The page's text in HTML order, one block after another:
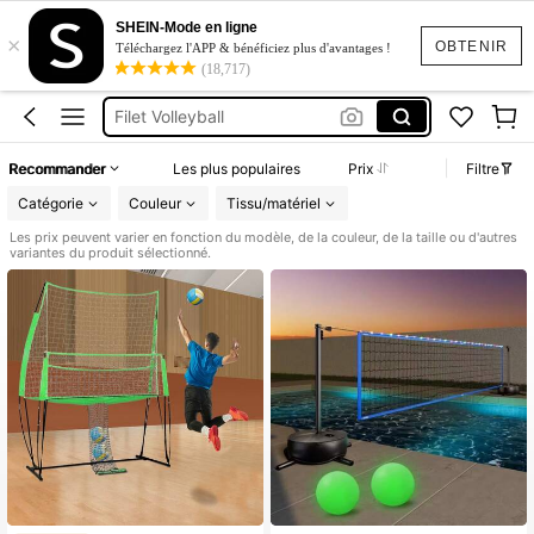
OBTENIR
×
SHEIN-Mode en ligne
Téléchargez l'APP & bénéficiez plus d'avantages !
(18,717)
Piscine Accessoire
Filet Volley Ball Piscine
Filet De Volley Piscine
Filet Volleyball
Filet Volley Ball Piscine
Recommander Les plus populaires Prix
Filtre
Catégorie
Couleur Tissu/matériel
Les prix peuvent varier en fonction du modèle, de la couleur, de la taille ou d'autres
variantes du produit sélectionné.